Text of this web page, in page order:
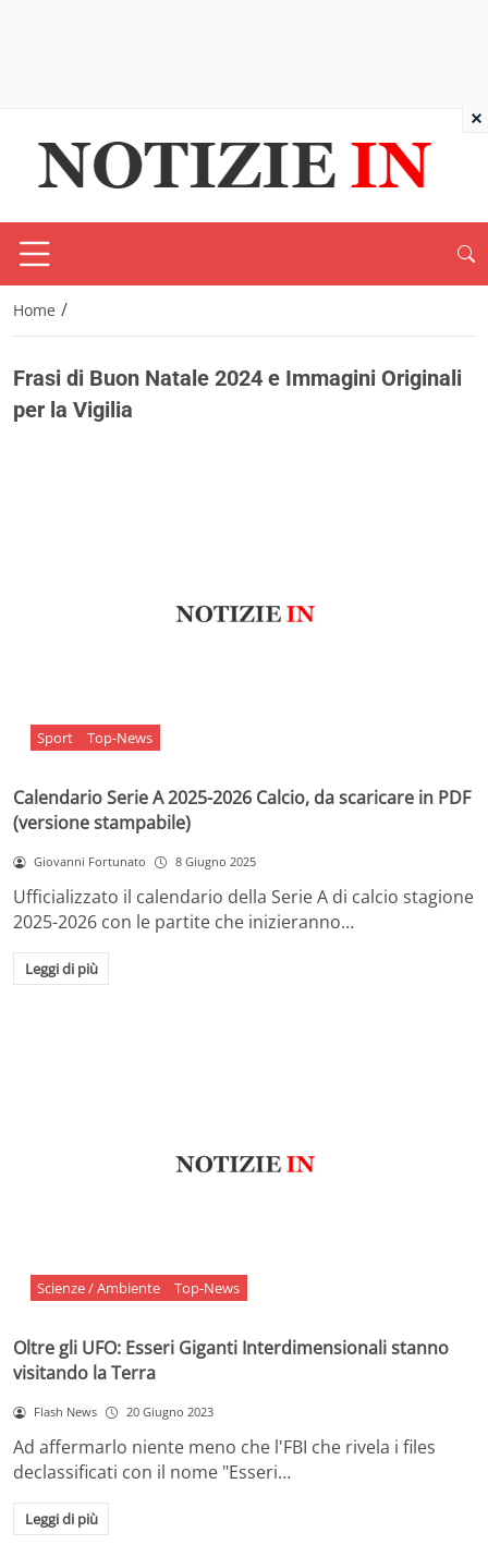
Home /
Frasi di Buon Natale 2024 e Immagini Originali
per la Vigilia
Sport Top-News
Calendario Serie A 2025-2026 Calcio, da scaricare in PDF
(versione stampabile)
Giovanni Fortunato 8 Giugno 2025
Ufficializzato il calendario della Serie A di calcio stagione
2025-2026 con le partite che inizieranno…
Leggi di più
Scienze / Ambiente Top-News
Oltre gli UFO: Esseri Giganti Interdimensionali stanno
visitando la Terra
Flash News 20 Giugno 2023
Ad affermarlo niente meno che l'FBI che rivela i files
declassificati con il nome "Esseri…
Leggi di più
×